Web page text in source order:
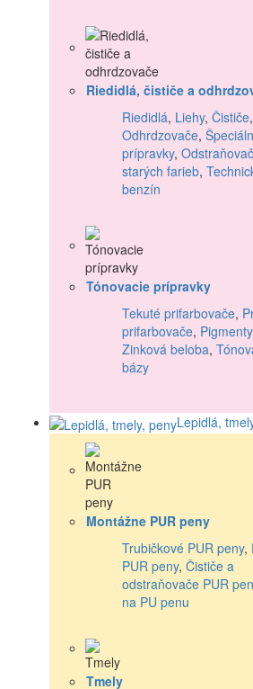
Riedidlá, čističe a
Riedidlá, Liehy, Čističe,
Odhrdzovače,
prípravky,
starých farieb,
benzín
Tónovacie prípravky
Tekuté prifarbovače,
prifarbovače,
Zinková beloba,
bázy
Lepidlá,
Montážne PUR peny
Trubičkové PUR peny,
PUR peny, Čističe a
odstraňovače PUR
na PU penu
Tmely